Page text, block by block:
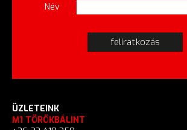
Név
ÜZLETEINK
M1 TÖRÖKBÁLINT